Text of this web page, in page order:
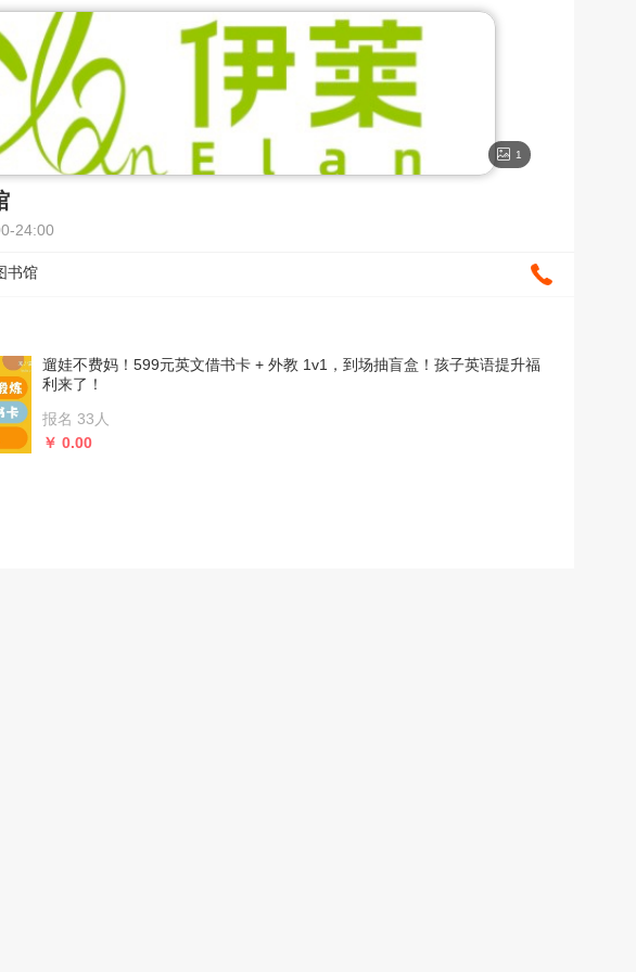
1
24:00
书馆
遛娃不费妈！599元英文借书卡 + 外教 1v1，到场抽盲盒！孩子英语提升福
利来了！
报名 33人
￥ 0.00